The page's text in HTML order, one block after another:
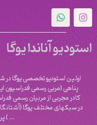
استودیو آناندا یوگا
اولین استودیو تخصصی یوگا در
پناهی (مربی رسمی فدراسیون
کادر مجربی از مربیان رسمی
در سبکهای مختلف یوگا (آشتانگا ،
‌… )